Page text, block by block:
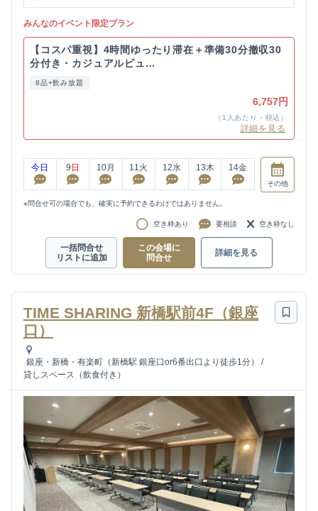
みんなのイベント限定プラン
【コスパ重視】4時間ゆったり滞在＋準備30分撤収30
分付き・カジュアルビュ...
8品+飲み放題
6,757円
（1人あたり・税込）
詳細を見る
今日 9 日 10月 11火 12水 13木 14金
その他
※問合せ可の場合でも、確実に予約できるわけではありません。
空き枠あり 要相談 空き枠なし
一括問合せ
リストに追加
この会場に
問合せ
詳細を見る
TIME SHARING 新橋駅前4F（銀座
口）
銀座・新橋・有楽町（新橋駅 銀座口or6番出口より徒歩1分）
/
貸しスペース（飲食付き）